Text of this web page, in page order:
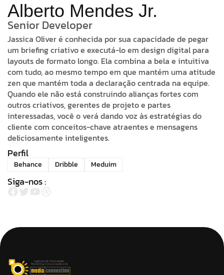
Alberto Mendes Jr.
Senior Developer
Jassica Oliver é conhecida por sua capacidade de pegar
um briefing criativo e executá-lo em design digital para
layouts de formato longo. Ela combina a bela e intuitiva
com tudo, ao mesmo tempo em que mantém uma atitude
zen que mantém toda a declaração centrada na equipe.
Quando ele não está construindo alianças fortes com
outros criativos, gerentes de projeto e partes
interessadas, você o verá dando voz às estratégias do
cliente com conceitos-chave atraentes e mensagens
deliciosamente inteligentes.
Perfil
Behance Dribble Meduim
Siga-nos :